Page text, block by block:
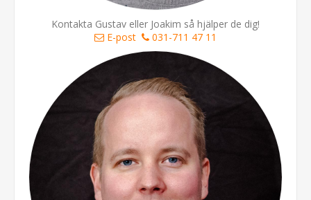
Kontakta Gustav eller Joakim så hjälper de dig!
E-post
031-711 47 11